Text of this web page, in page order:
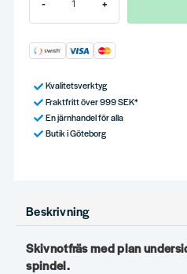
- +
Kvalitetsverktyg
Fraktfritt över 999 SEK*
En järnhandel för alla
Butik i Göteborg
Beskrivning
Skivnotfräs med plan
spindel.